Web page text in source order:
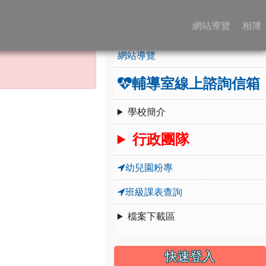
網站導覽 相簿
學校簡介
網站導覽
輔導室線上諮詢信箱
學校簡介
行政團隊
幼兒園粉專
班級課表查詢
檔案下載區
快速登入